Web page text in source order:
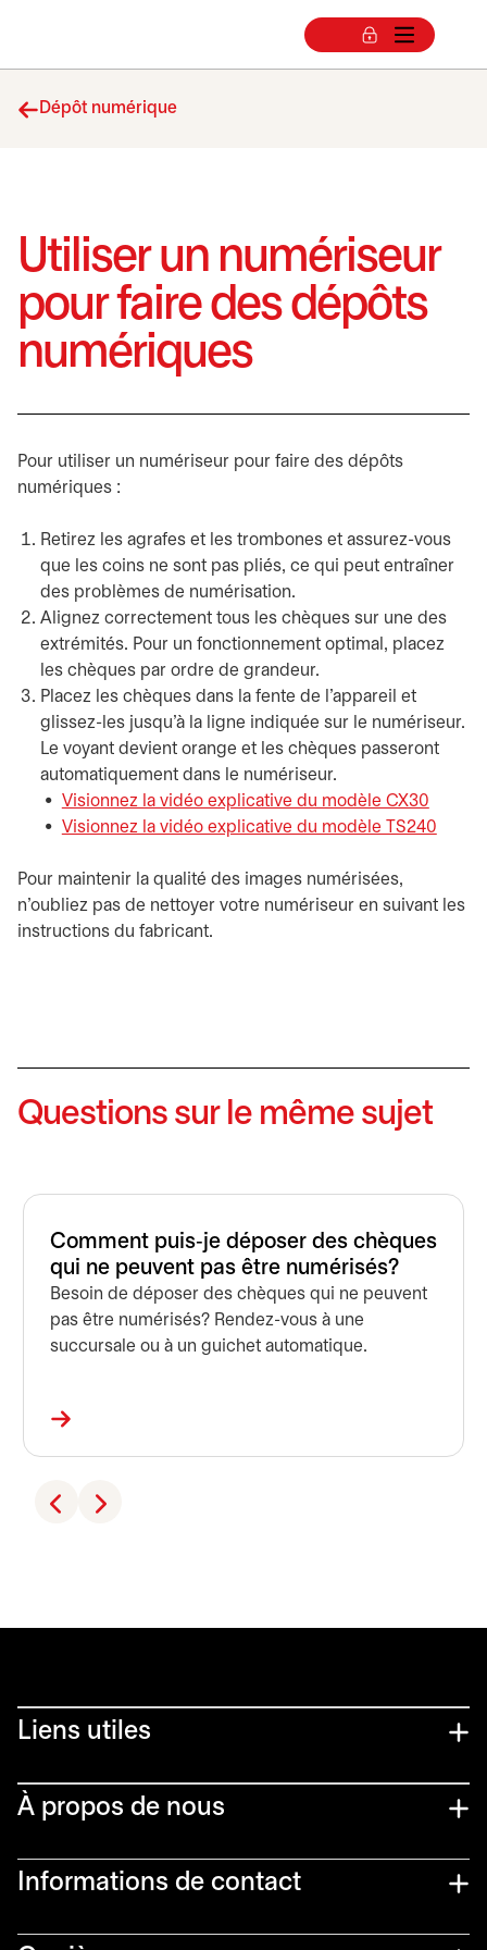
Dépôt numérique
Utiliser un numériseur
pour faire des dépôts
numériques
Pour utiliser un numériseur pour faire des dépôts
numériques :
Retirez les agrafes et les trombones et assurez-vous
que les coins ne sont pas pliés, ce qui peut entraîner
des problèmes de numérisation.
Alignez correctement tous les chèques sur une des
extrémités. Pour un fonctionnement optimal, placez
les chèques par ordre de grandeur.
Placez les chèques dans la fente de l'appareil et
glissez-les jusqu'à la ligne indiquée sur le numériseur.
Le voyant devient orange et les chèques passeront
automatiquement dans le numériseur.
Visionnez la vidéo explicative du modèle CX30
Visionnez la vidéo explicative du modèle TS240
Pour maintenir la qualité des images numérisées,
n’oubliez pas de nettoyer votre numériseur en suivant les
instructions du fabricant.
Questions sur le même sujet
Comment puis‑je déposer des chèques
qui ne peuvent pas être numérisés?
Besoin de déposer des chèques qui ne peuvent
pas être numérisés? Rendez-vous à une
succursale ou à un guichet automatique.
Liens utiles​
À propos de nous
Informations de contact​